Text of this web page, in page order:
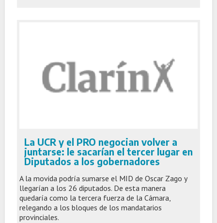
La UCR y el PRO negocian volver a
juntarse: le sacarían el tercer lugar en
Diputados a los gobernadores
A la movida podría sumarse el MID de Oscar Zago y
llegarían a los 26 diputados. De esta manera
quedaría como la tercera fuerza de la Cámara,
relegando a los bloques de los mandatarios
provinciales.